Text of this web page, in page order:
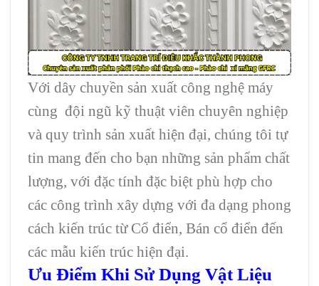
Với dây chuyền sản xuất công nghệ máy
cùng đội ngũ kỹ thuật viên chuyên nghiệp
và quy trình sản xuất hiện đại, chúng tôi tự
tin mang đến cho bạn những sản phẩm chất
lượng, với đặc tính đặc biệt phù hợp cho
các công trình xây dựng với đa dạng phong
cách kiến trúc từ Cổ điển, Bán cổ điển đến
các mẫu kiến trúc hiện đại.
Ưu Điểm Khi Sử Dụng Vật Liệu